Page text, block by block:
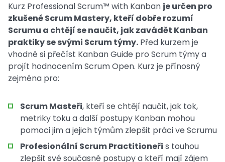
Kurz Professional Scrum™ with Kanban je určen pro
zkušené Scrum Mastery, kteří dobře rozumí
Scrumu a chtějí se naučit, jak zavádět Kanban
praktiky se svými Scrum týmy. Před kurzem je
vhodné si přečíst Kanban Guide pro Scrum týmy a
projít hodnocením Scrum Open. Kurz je přínosný
zejména pro:
Scrum Masteři, kteří se chtějí naučit, jak tok,
metriky toku a další postupy Kanban mohou
pomoci jim a jejich týmům zlepšit práci ve Scrumu
Profesionální Scrum Practitioneři s touhou
zlepšit své současné postupy a kteří mají zájem